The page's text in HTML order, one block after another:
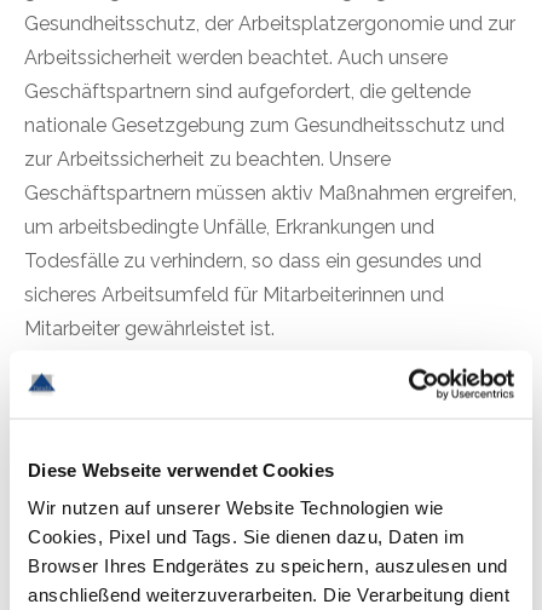
Diese Webseite verwendet Cookies
Wir nutzen auf unserer Website Technologien wie
Cookies, Pixel und Tags. Sie dienen dazu, Daten im
Browser Ihres Endgerätes zu speichern, auszulesen und
anschließend weiterzuverarbeiten. Die Verarbeitung dient
Gesundheitsschutz, der Arbeitsplatzergonomie und zur
Arbeitssicherheit werden beachtet. Auch unsere
Geschäftspartnern sind aufgefordert, die geltende
nationale Gesetzgebung zum Gesundheitsschutz und
zur Arbeitssicherheit zu beachten. Unsere
Geschäftspartnern müssen aktiv Maßnahmen ergreifen,
um arbeitsbedingte Unfälle, Erkrankungen und
Todesfälle zu verhindern, so dass ein gesundes und
sicheres Arbeitsumfeld für Mitarbeiterinnen und
Mitarbeiter gewährleistet ist.
Leitsatz 7
Beachtung des Umweltschutzes: Der
dass Umweltrisiken und negative Auswirkungen auf die
Umwelt durch vorsorgende Maßnahmen möglichst
geringgehalten werden. Dazu zählen insbesondere:
die Reduzierung des Energieverbrauchs und von